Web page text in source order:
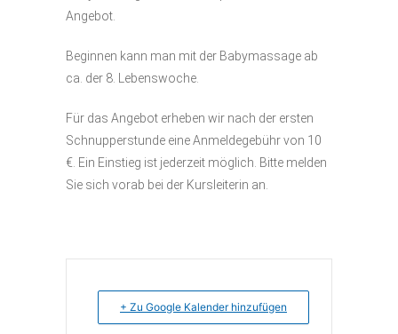
Angebot.
Beginnen kann man mit der Babymassage ab
ca. der 8. Lebenswoche.
Für das Angebot erheben wir nach der ersten
Schnupperstunde eine Anmeldegebühr von 10
€. Ein Einstieg ist jederzeit möglich. Bitte melden
Sie sich vorab bei der Kursleiterin an.
+ Zu Google Kalender hinzufügen